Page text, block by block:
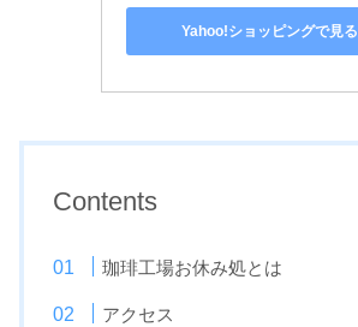
Yahoo!ショッピングで見る
Contents
珈琲工場お休み処とは
アクセス